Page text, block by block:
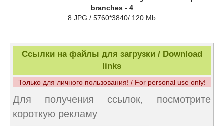
branches - 4
8 JPG / 5760*3840/ 120 Mb
Ссылки на файлы для загрузки / Download
links
Только для личного пользования! / For personal use only!
Для получения ссылок, посмотрите
короткую рекламу